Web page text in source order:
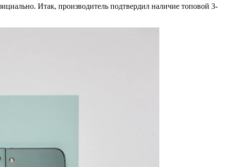
Итак, производитель подтвердил наличие топовой 3-